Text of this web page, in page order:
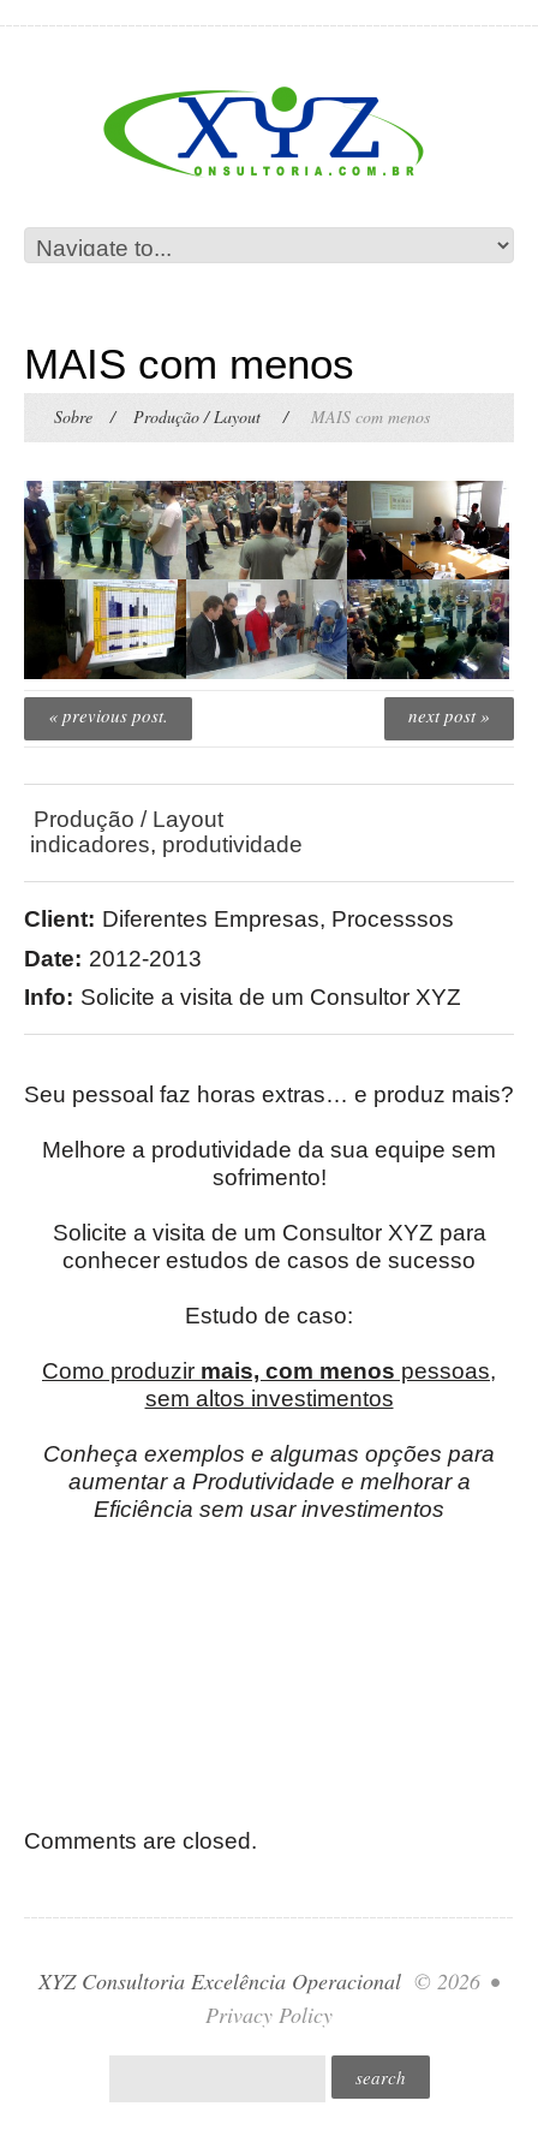
MAIS com menos
Sobre / Produção / Layout / MAIS com menos
« previous post. next post »
Produção / Layout
indicadores, produtividade
Client: Diferentes Empresas, Processsos
Date: 2012-2013
Info: Solicite a visita de um Consultor XYZ
Seu pessoal faz horas extras… e produz mais?
Melhore a produtividade da sua equipe sem
sofrimento!
Solicite a visita de um Consultor XYZ para
conhecer estudos de casos de sucesso
Estudo de caso:
Como produzir mais, com menos pessoas,
sem altos investimentos
Conheça exemplos e algumas opções para
aumentar a Produtividade e melhorar a
Eficiência sem usar investimentos
Comments are closed.
XYZ Consultoria Excelência Operacional © 2026 •
Privacy Policy